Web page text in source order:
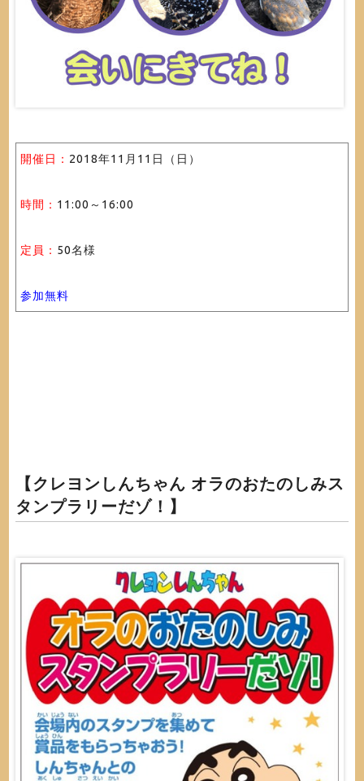
開催日： 2018年11月11日（日）
時間： 11:00～16:00
定員： 50名様
参加無料
【クレヨンしんちゃん オラのおたのしみス
タンプラリーだゾ！】